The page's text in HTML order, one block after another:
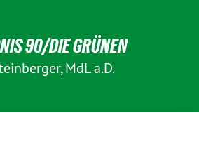
90/DIE GRÜNEN
MdL a.D.